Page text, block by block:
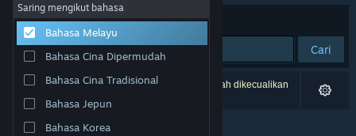
Sokongan
Ubah bahasa
Dapatkan Steam Mobile App
Saring mengikut bahasa
Bahasa Melayu
Bahasa Cina Dipermudah
Bahasa Cina Tradisional
Bahasa Jepun
Bahasa Korea
Susun mengikut Perkaitan
Cari
0 hasil sepadan dengan carian anda. 1 tajuk telah dikecualikan
berdasarkan pilihan anda.